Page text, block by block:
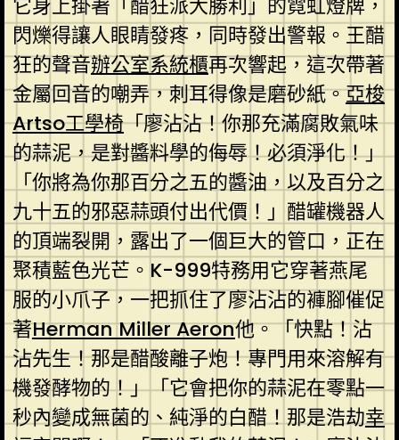
它身上掛著「醋狂派大勝利」的霓虹燈牌，
閃爍得讓人眼睛發疼，同時發出警報。王醋
狂的聲音辦公室系統櫃再次響起，這次帶著
金屬回音的嘲弄，刺耳得像是磨砂紙。亞梭
Artso工學椅「廖沾沾！你那充滿腐敗氣味
的蒜泥，是對醬料學的侮辱！必須淨化！」
「你將為你那百分之五的醬油，以及百分之
九十五的邪惡蒜頭付出代價！」醋罐機器人
的頂端裂開，露出了一個巨大的管口，正在
聚積藍色光芒。K-999特務用它穿著燕尾
服的小爪子，一把抓住了廖沾沾的褲腳催促
著Herman Miller Aeron他。「快點！沾
沾先生！那是醋酸離子炮！專門用來溶解有
機發酵物的！」「它會把你的蒜泥在零點一
秒內變成無菌的、純淨的白醋！那是浩劫幸